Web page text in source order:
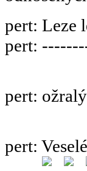
pert: Leze
pert:
pert:
pert: